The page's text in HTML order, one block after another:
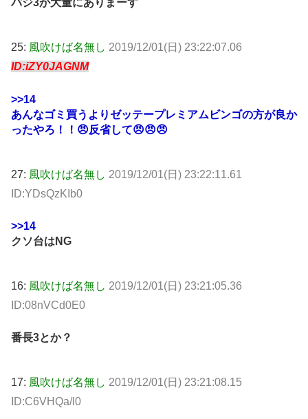
バジ3が大量にありまーす
25: 風吹けば名無し 2019/12/01(日) 23:22:07.06
ID:iZY0JAGNM
>>14
あんなゴミ買うよりゼッテープレミアムビンゴの方が良か
ったやろ！！😠反省して😠😠😠
27: 風吹けば名無し 2019/12/01(日) 23:22:11.61
ID:YDsQzKIb0
>>14
クソ台はNG
16: 風吹けば名無し 2019/12/01(日) 23:21:05.36
ID:08nVCd0E0
番長3とか？
17: 風吹けば名無し 2019/12/01(日) 23:21:08.15
ID:C6VHQa/l0